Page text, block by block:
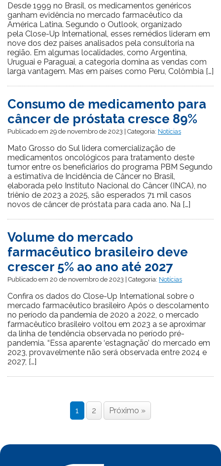
Desde 1999 no Brasil, os medicamentos genéricos
ganham evidência no mercado farmacêutico da
América Latina. Segundo o Outlook, organizado
pela Close-Up International, esses remédios lideram em
nove dos dez países analisados pela consultoria na
região. Em algumas localidades, como Argentina,
Uruguai e Paraguai, a categoria domina as vendas com
larga vantagem. Mas em países como Peru, Colômbia […]
Consumo de medicamento para
câncer de próstata cresce 89%
Publicado em 29 de novembro de 2023 | Categoria: Notícias
Mato Grosso do Sul lidera comercialização de
medicamentos oncológicos para tratamento deste
tumor entre os beneficiários do programa PBM Segundo
a estimativa de Incidência de Câncer no Brasil,
elaborada pelo Instituto Nacional do Câncer (INCA), no
triênio de 2023 a 2025, são esperados 71 mil casos
novos de câncer de próstata para cada ano. Na […]
Volume do mercado
farmacêutico brasileiro deve
crescer 5% ao ano até 2027
Publicado em 20 de novembro de 2023 | Categoria: Notícias
Confira os dados do Close-Up International sobre o
mercado farmacêutico brasileiro Após o descolamento
no período da pandemia de 2020 a 2022, o mercado
farmacêutico brasileiro voltou em 2023 a se aproximar
da linha de tendência observada no período pré-
pandemia. “Essa aparente ‘estagnação’ do mercado em
2023, provavelmente não será observada entre 2024 e
2027, […]
1 2 Próximo »